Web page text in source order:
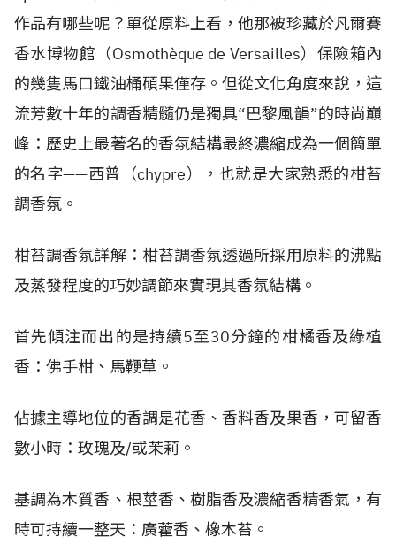
作品有哪些呢？單從原料上看，他那被珍藏於凡爾賽
香水博物館（Osmothèque de Versailles）保險箱內
的幾隻馬口鐵油桶碩果僅存。但從文化角度來說，這
流芳數十年的調香精髓仍是獨具“巴黎風韻”的時尚巔
峰：歷史上最著名的香氛結構最終濃縮成為一個簡單
的名字——西普（chypre），也就是大家熟悉的柑苔
調香氛。
柑苔調香氛詳解：柑苔調香氛透過所採用原料的沸點
及蒸發程度的巧妙調節來實現其香氛結構。
首先傾注而出的是持續5至30分鐘的柑橘香及綠植
香：佛手柑、馬鞭草。
佔據主導地位的香調是花香、香料香及果香，可留香
數小時：玫瑰及/或茉莉。
基調為木質香、根莖香、樹脂香及濃縮香精香氣，有
時可持續一整天：廣藿香、橡木苔。